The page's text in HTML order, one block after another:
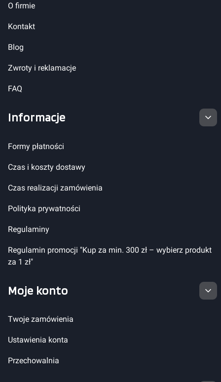
O firmie
Kontakt
Blog
Zwroty i reklamacje
FAQ
Informacje
Formy płatności
Czas i koszty dostawy
Czas realizacji zamówienia
Polityka prywatności
Regulaminy
Regulamin promocji "Kup za min. 300 zł – wybierz produkt
za 1 zł"
Moje konto
Twoje zamówienia
Ustawienia konta
Przechowalnia